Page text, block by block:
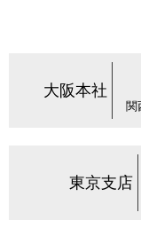
大阪本社
関
東京支店